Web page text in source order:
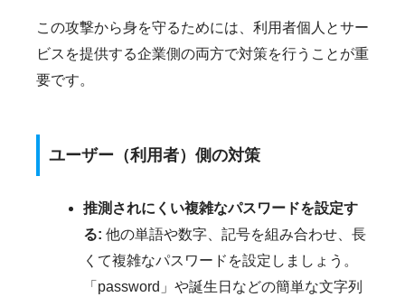
この攻撃から身を守るためには、利用者個人とサー
ビスを提供する企業側の両方で対策を行うことが重
要です。
ユーザー（利用者）側の対策
推測されにくい複雑なパスワードを設定す
る: 他の単語や数字、記号を組み合わせ、長
くて複雑なパスワードを設定しましょう。
「password」や誕生日などの簡単な文字列